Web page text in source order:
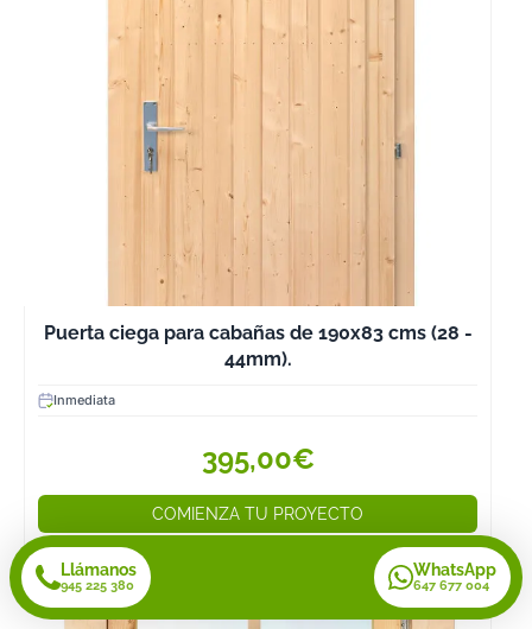
Puerta ciega para cabañas de 190x83 cms (28 -
44mm).
Inmediata
395,00€
COMIENZA TU PROYECTO
Llámanos
945 225 380
WhatsApp
647 677 004